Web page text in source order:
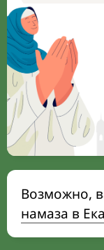
Возможно,
намаза в